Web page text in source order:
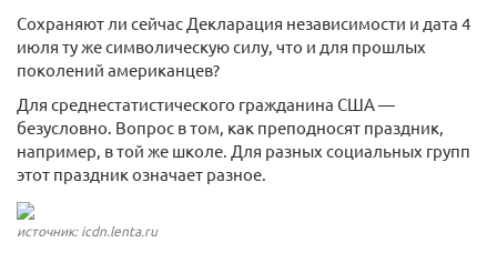
Сохраняют ли сейчас Декларация независимости и дата 4
июля ту же символическую силу, что и для прошлых
поколений американцев?
Для среднестатистического гражданина США —
безусловно. Вопрос в том, как преподносят праздник,
например, в той же школе. Для разных социальных групп
этот праздник означает разное.
источник: icdn.lenta.ru